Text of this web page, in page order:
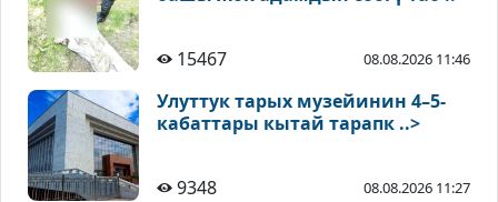
15467 08.08.2026 11:46
Улуттук тарых музейинин 4–5-
кабаттары кытай тарапк ..>
9348 08.08.2026 11:27